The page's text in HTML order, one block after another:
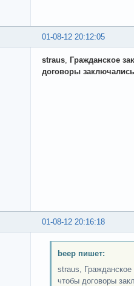
01-08-12 20:12:05
straus, Гражданское
договоры
01-08-12 20:16:18
beep пишет:
straus,
чтобы договоры